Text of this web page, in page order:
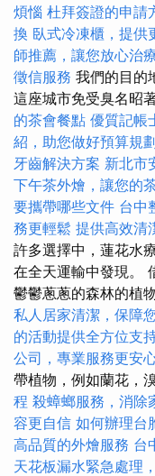
煩惱 杜拜簽證的申請
換 臥式冷凍櫃，提供
師推薦，讓您放心治
徵信服務 我們的目的
這座城市免受臭名昭
的茶會餐點 優質記帳
紹，助您做好預算規
牙齒解決方案 新北市
下午茶外燴，讓您的
要攜帶哪些文件 台中
務更輕鬆 提供高效清
許多選擇中，蓮花水
在全天運輸中發現。
鬱鬱蔥蔥的森林的植
私人居家清潔，保障
的活動提供全方位支
公司，專業服務更安
帶植物，例如蘭花，
程 殺蟑螂服務，消除
容更自信 如何辦理台
高品質的外燴服務 台
天花板漏水緊急處理